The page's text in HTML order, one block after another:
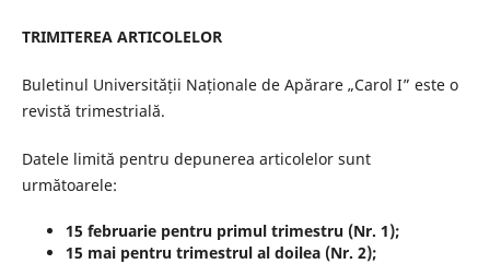
TRIMITEREA ARTICOLELOR
Buletinul Universității Naționale de Apărare „Carol I” este o
revistă trimestrială.
Datele limită pentru depunerea articolelor sunt
următoarele:
15 februarie pentru primul trimestru (Nr. 1);
15 mai pentru trimestrul al doilea (Nr. 2);